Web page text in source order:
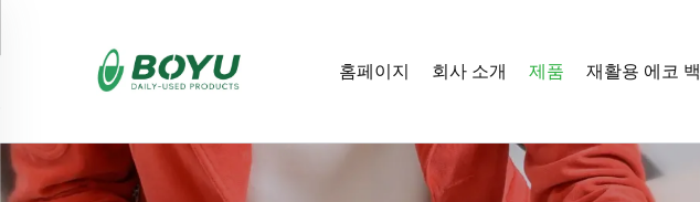
홈페이지 회사 소개 제품 재활용 에코 백